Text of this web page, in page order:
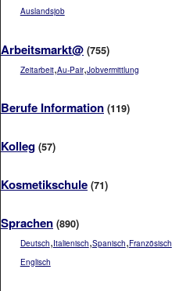
Auslandsjob
Arbeitsmarkt@ (755)
Zeitarbeit,Au-Pair,Jobvermittlung
Berufe Information (119)
Kolleg (57)
Kosmetikschule (71)
Sprachen (890)
Deutsch,Italienisch,Spanisch,Französisch
Englisch